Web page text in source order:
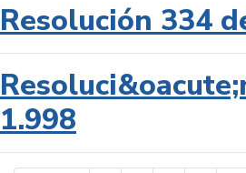
Resolución 334
1.998